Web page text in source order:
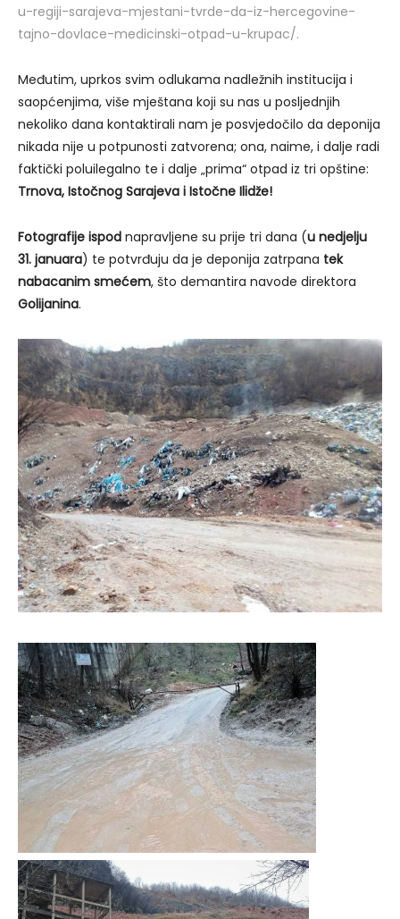
u-regiji-sarajeva-mjestani-tvrde-da-iz-hercegovine-
tajno-dovlace-medicinski-otpad-u-krupac/.
Međutim, uprkos svim odlukama nadležnih institucija i
saopćenjima, više mještana koji su nas u posljednjih
nekoliko dana kontaktirali nam je posvjedočilo da deponija
nikada nije u potpunosti zatvorena; ona, naime, i dalje radi
faktički poluilegalno te i dalje „prima“ otpad iz tri opštine:
Trnova, Istočnog Sarajeva i Istočne Ilidže!
Fotografije ispod napravljene su prije tri dana (u nedjelju
31. januara) te potvrđuju da je deponija zatrpana tek
nabacanim smećem, što demantira navode direktora
Golijanina.